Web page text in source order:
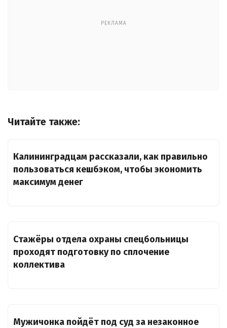
РЕКЛАМА
Читайте также:
Калининградцам рассказали, как правильно
пользоваться кешбэком, чтобы экономить
максимум денег
Стажёры отдела охраны спецбольницы
проходят подготовку по сплочение
коллектива
Мужичонка пойдёт под суд за незаконное